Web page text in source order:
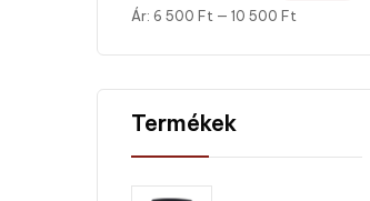
Ár: 6 500 Ft — 10 500 Ft
Termékek